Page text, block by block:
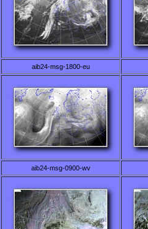
aib24-msg-1800-eu
aib24-msg-0900-wv